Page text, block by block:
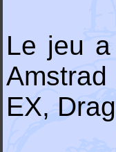
Le jeu
EX,